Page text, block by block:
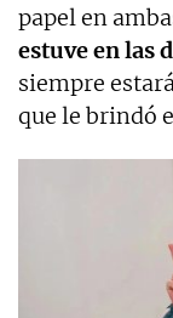
papel en
estuve en las
siempre
que le brindó